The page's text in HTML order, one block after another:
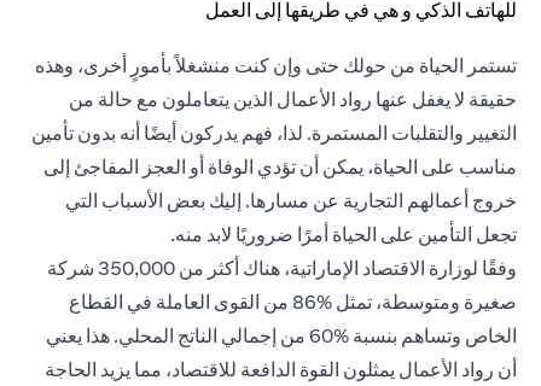
تستمر الحياة من حولك حتى وإن كنت منشغلاً بأمورٍ أخرى، وهذه
حقيقة لا يغفل عنها رواد الأعمال الذين يتعاملون مع حالة من
التغيير والتقلبات المستمرة. لذا، فهم يدركون أيضًا أنه بدون تأمين
مناسب على الحياة، يمكن أن تؤدي الوفاة أو العجز المفاجئ إلى
خروج أعمالهم التجارية عن مسارها. إليك بعض الأسباب التي
تجعل التأمين على الحياة أمرًا ضروريًا لابد منه.
وفقًا لوزارة الاقتصاد الإماراتية، هناك أكثر من 350,000 شركة
صغيرة ومتوسطة، تمثل %86 من القوى العاملة في القطاع
الخاص وتساهم بنسبة %60 من إجمالي الناتج المحلي. هذا يعني
أن رواد الأعمال يمثلون القوة الدافعة للاقتصاد، مما يزيد الحاجة